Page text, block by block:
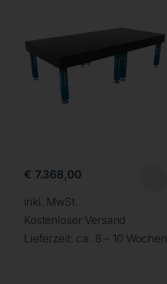
€ 7.368,00
inkl. MwSt.
Kostenloser Versand
Lieferzeit: ca. 8 – 10 Wochen